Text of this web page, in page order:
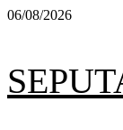
Skip
06/08/2026